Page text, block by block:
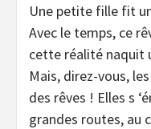
Une petite fille fit
Avec le temps, ce
cette réalité naquit
Mais, direz-vous,
des rêves ! Elles s
grandes routes, au